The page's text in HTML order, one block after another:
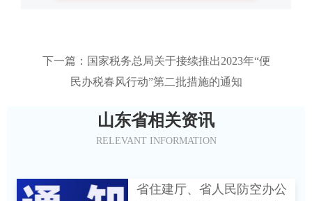
下一篇：国家税务总局关于接续推出2023年“便
民办税春风行动”第二批措施的通知
山东省相关资讯
RELEVANT INFORMATION
省住建厅、省人民防空办公